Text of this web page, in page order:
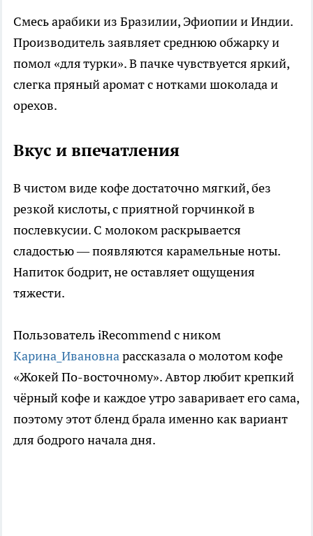
Смесь арабики из Бразилии, Эфиопии и Индии.
Производитель заявляет среднюю обжарку и
помол «для турки». В пачке чувствуется яркий,
слегка пряный аромат с нотками шоколада и
орехов.
Вкус и впечатления
В чистом виде кофе достаточно мягкий, без
резкой кислоты, с приятной горчинкой в
послевкусии. С молоком раскрывается
сладостью — появляются карамельные ноты.
Напиток бодрит, не оставляет ощущения
тяжести.
Пользователь iRecommend с ником
Карина_Ивановнарассказала о молотом кофе
«Жокей По-восточному». Автор любит крепкий
чёрный кофе и каждое утро заваривает его сама,
поэтому этот бленд брала именно как вариант
для бодрого начала дня.